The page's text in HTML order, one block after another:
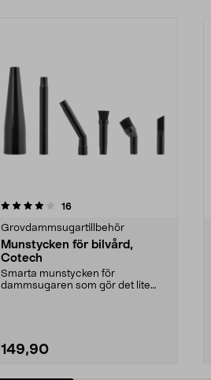
16recensioner
Grovdammsugartillbehör
Munstycken för bilvård,
Cotech
Smarta munstycken för
dammsugaren som gör det lite
149,90
4.0av 5 stjärnor